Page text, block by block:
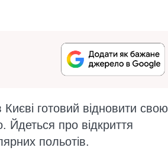
готовий відновити свою
Йдеться про відкриття
польотів.